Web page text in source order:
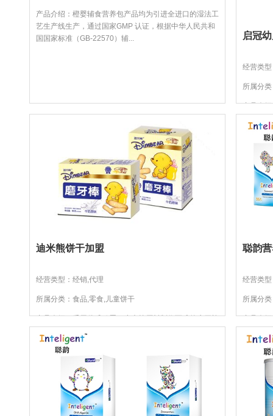
产品介绍：橙婴辅食营养包产品均为引进全进口的湿法工
艺生产线生产，通过国家GMP 认证，根据中华人民共和
国国家标准（GB-22570）辅...
启冠
经营类
所属分
产品介
迪米熊饼干加盟
经营类型：经销,代理
所属分类：食品,零食,儿童饼干
产品介绍：采用优质鸡蛋、小麦等原料制作而成的磨牙棒
聪韵
经营类
所属分
产品介